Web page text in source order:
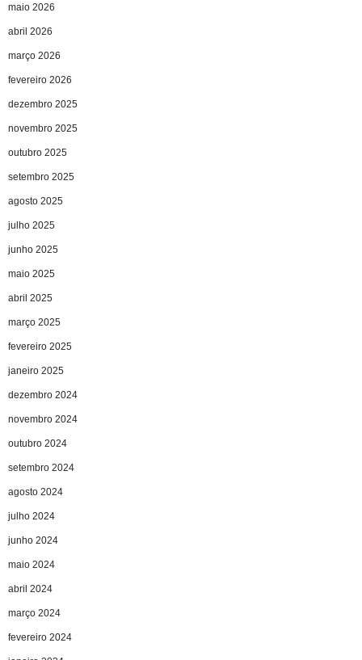
maio 2026
abril 2026
março 2026
fevereiro 2026
dezembro 2025
novembro 2025
outubro 2025
setembro 2025
agosto 2025
julho 2025
junho 2025
maio 2025
abril 2025
março 2025
fevereiro 2025
janeiro 2025
dezembro 2024
novembro 2024
outubro 2024
setembro 2024
agosto 2024
julho 2024
junho 2024
maio 2024
abril 2024
março 2024
fevereiro 2024